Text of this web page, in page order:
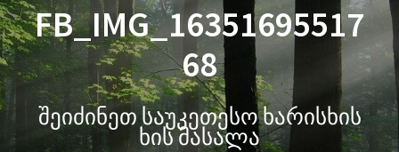
FB_IMG_16351695517
68
შეიძინეთ საუკეთესო ხარისხის
ხის მასალა